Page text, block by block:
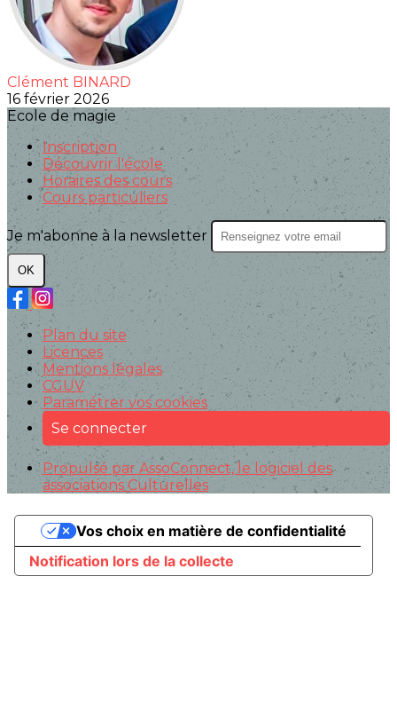
Clément BINARD
16 février 2026
Ecole de magie
Inscription
Découvrir l'école
Horaires des cours
Cours particuliers
Je m'abonne à la newsletter
OK
Plan du site
Licences
Mentions légales
CGUV
Paramétrer vos cookies
Se connecter
Propulsé par AssoConnect, le logiciel des
associations Culturelles
Notification lors de la collecte
Vos choix en matière de confidentialité